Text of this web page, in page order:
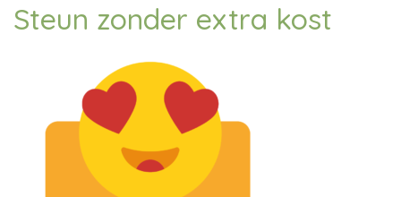
Steun zonder extra kost